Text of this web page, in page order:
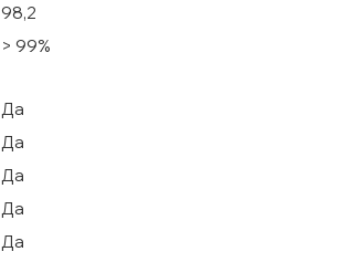
98,2
> 99%
Да
Да
Да
Да
Да